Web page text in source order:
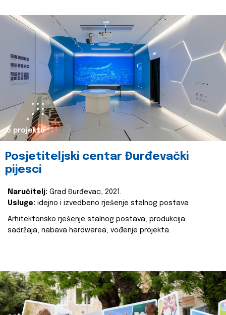
o projektu
Posjetiteljski centar Đurđevački
pijesci
Naručitelj: Grad Đurđevac, 2021.
Usluge: idejno i izvedbeno rješenje stalnog postava
Arhitektonsko rješenje stalnog postava, produkcija
sadržaja, nabava hardwarea, vođenje projekta.